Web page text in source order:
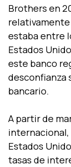
Brothers en
relativamente
estaba entre
Estados
este banco
desconfianza
bancario.
A partir de
internacional,
Estados
tasas de